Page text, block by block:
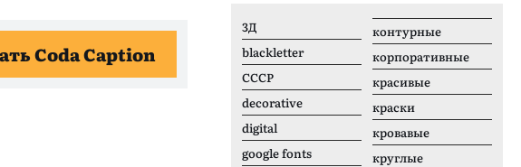
Coda Caption
3Д
blackletter
CCCР
decorative
digital
google fonts
контурные
корпоративные
красивые
краски
кровавые
круглые